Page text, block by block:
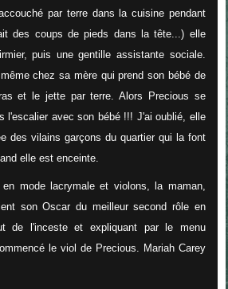
par terre dans la cuisine pendant
des coups de pieds dans la tête...) elle
puis une gentille assistante sociale.
chez sa mère qui prend son bébé de
et le jette par terre. Alors Precious se
l'escalier avec son bébé !!! J'ai oublié, elle
des vilains garçons du quartier qui la font
elle est enceinte.
mode lacrymale et violons, la maman,
son Oscar du meilleur second rôle en
de l'inceste et expliquant par le menu
le viol de Precious. Mariah Carey